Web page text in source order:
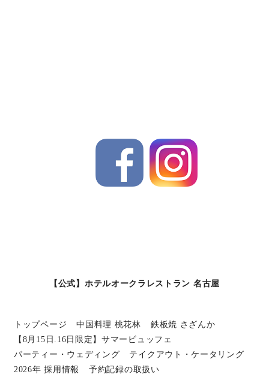
【公式】ホテルオークラレストラン 名古屋
トップページ 中国料理 桃花林
鉄板焼 さざんか
【8月15日.16日限定】サマービュッフェ
パーティー・ウェディング
テイクアウト・ケータリング
2026年 採用情報
予約記録の取扱い